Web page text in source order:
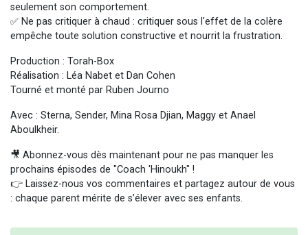
seulement son comportement.
✅ Ne pas critiquer à chaud : critiquer sous l'effet de la colère
empêche toute solution constructive et nourrit la frustration.
Production : Torah-Box
Réalisation : Léa Nabet et Dan Cohen
Tourné et monté par Ruben Journo
Avec : Sterna, Sender, Mina Rosa Djian, Maggy et Anael
Aboulkheir.
🎥 Abonnez-vous dès maintenant pour ne pas manquer les
prochains épisodes de "Coach 'Hinoukh" !
👉 Laissez-nous vos commentaires et partagez autour de vous
: chaque parent mérite de s’élever avec ses enfants.